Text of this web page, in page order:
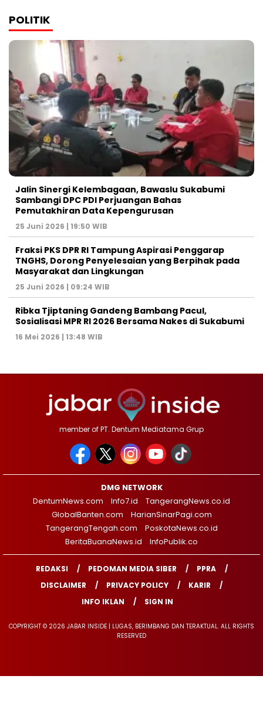
POLITIK
Jalin Sinergi Kelembagaan, Bawaslu Sukabumi
Sambangi DPC PDI Perjuangan Bahas
Pemutakhiran Data Kepengurusan
25 Juni 2026 | 19:50 WIB
‎Fraksi PKS DPR RI Tampung Aspirasi Penggarap
TNGHS, Dorong Penyelesaian yang Berpihak pada
Masyarakat dan Lingkungan‎
25 Juni 2026 | 09:24 WIB
Ribka Tjiptaning Gandeng Bambang Pacul,
Sosialisasi MPR RI 2026 Bersama Nakes di Sukabumi
16 Mei 2026 | 13:48 WIB
member of PT. Dentum Mediatama Grup
DMG NETWORK
DentumNews.com
Info7.id
TangerangNews.co.id
GlobalBanten.com
HarianSinarPagi.com
TangerangTengah.com
PoskotaNews.co.id
BeritaBuanaNews.id
InfoPublik.co
REDAKSI PEDOMAN MEDIA SIBER
PPRA
DISCLAIMER
PRIVACY POLICY
KARIR
INFO IKLAN
SIGN IN
COPYRIGHT © 2026 JABAR INSIDE | LUGAS, BERIMBANG DAN TERAKTUAL. ALL RIGHTS
RESERVED